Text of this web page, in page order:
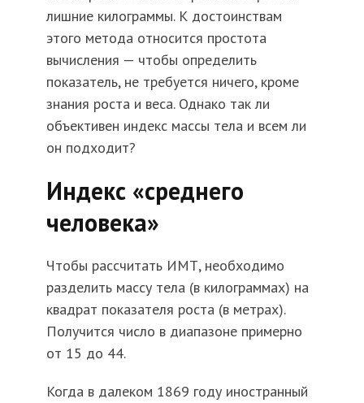
лишние килограммы. К достоинствам
этого метода относится простота
вычисления — чтобы определить
показатель, не требуется ничего, кроме
знания роста и веса. Однако так ли
объективен индекс массы тела и всем ли
он подходит?
Индекс «среднего
человека»
Чтобы рассчитать ИМТ, необходимо
разделить массу тела (в килограммах) на
квадрат показателя роста (в метрах).
Получится число в диапазоне примерно
от 15 до 44.
Когда в далеком 1869 году иностранный